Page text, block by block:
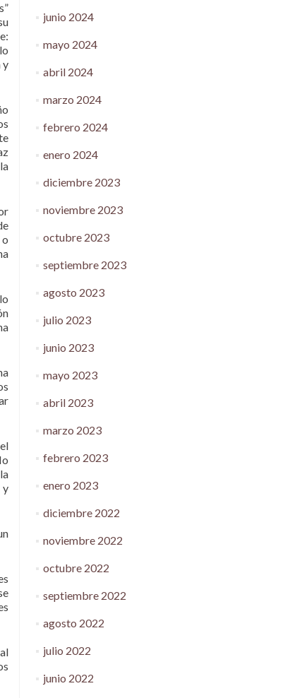
y
y
junio 2024
mayo 2024
abril 2024
marzo 2024
febrero 2024
enero 2024
diciembre 2023
noviembre 2023
octubre 2023
septiembre 2023
agosto 2023
julio 2023
junio 2023
mayo 2023
abril 2023
marzo 2023
febrero 2023
enero 2023
diciembre 2022
noviembre 2022
octubre 2022
septiembre 2022
agosto 2022
julio 2022
junio 2022